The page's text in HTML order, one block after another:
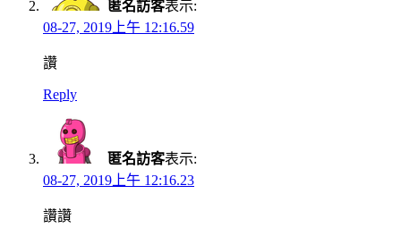
匿名訪客表示:
08-27, 2019上午 12:16.59
讚
Reply
匿名訪客表示:
08-27, 2019上午 12:16.23
讚讚